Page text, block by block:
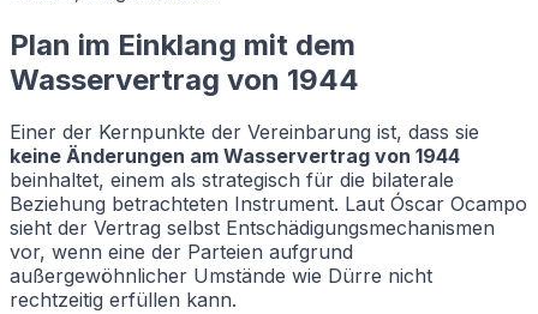
Plan im Einklang mit dem
Wasservertrag von 1944
Einer der Kernpunkte der Vereinbarung ist, dass sie
keine Änderungen am Wasservertrag von 1944
beinhaltet, einem als strategisch für die bilaterale
Beziehung betrachteten Instrument. Laut Óscar Ocampo
sieht der Vertrag selbst Entschädigungsmechanismen
vor, wenn eine der Parteien aufgrund
außergewöhnlicher Umstände wie Dürre nicht
rechtzeitig erfüllen kann.